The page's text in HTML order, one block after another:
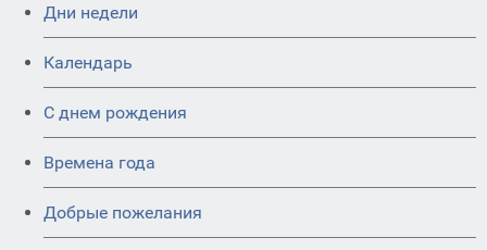
Дни недели
Календарь
C днем рождения
Времена года
Добрые пожелания